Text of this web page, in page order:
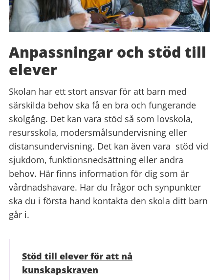
Anpassningar och stöd till
elever
Skolan har ett stort ansvar för att barn med
särskilda behov ska få en bra och fungerande
skolgång. Det kan vara stöd så som lovskola,
resursskola, modersmålsundervisning eller
distansundervisning. Det kan även vara stöd vid
sjukdom, funktionsnedsättning eller andra
behov. Här finns information för dig som är
vårdnadshavare. Har du frågor och synpunkter
ska du i första hand kontakta den skola ditt barn
går i.
Stöd till elever för att nå
kunskapskraven